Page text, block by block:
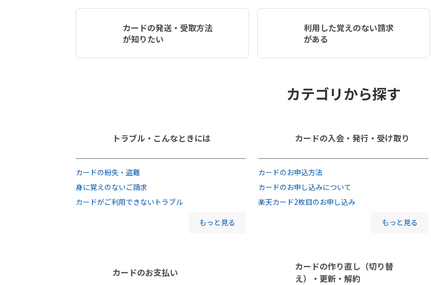
カードの発送・受取方法
が知りたい
利用した覚えのない請求
がある
カテゴリから探す
トラブル・こんなときには
カードの紛失・盗難
身に覚えのないご請求
カードがご利用できないトラブル
もっと見る
カードの入会・発行・受け取り
カードのお申込方法
カードのお申し込みについて
楽天カード2枚目のお申し込み
もっと見る
カードのお支払い
カードの作り直し（切り替
え）・更新・解約